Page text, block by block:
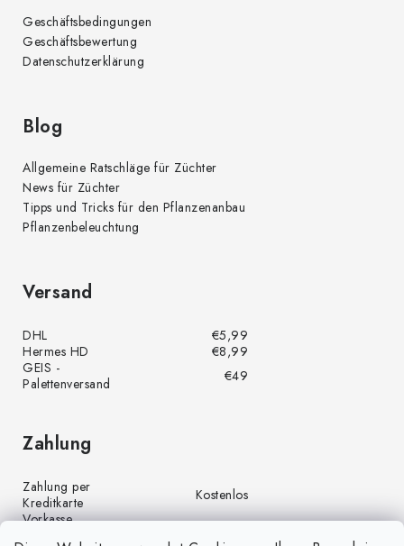
Geschäftsbedingungen
Geschäftsbewertung
Datenschutzerklärung
Blog
Allgemeine Ratschläge für Züchter
News für Züchter
Tipps und Tricks für den Pflanzenanbau
Pflanzenbeleuchtung
Versand
DHL
€5,99
Hermes HD
€8,99
GEIS -
Palettenversand
€49
Zahlung
Zahlung per
Kreditkarte
Kostenlos
Vorkasse